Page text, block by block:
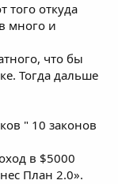
того откуда
много и
что бы
Тогда дальше
" 10 законов
в $5000
План 2.0».